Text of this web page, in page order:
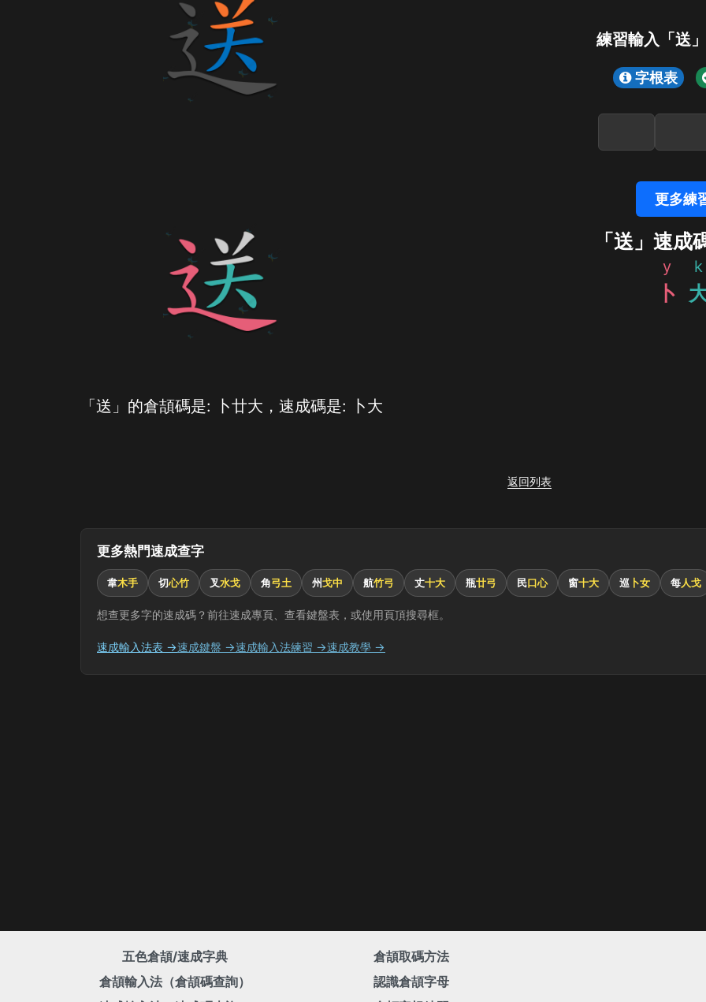
練習輸入「送
字根表
更多練
「送」速成
y
卜
k
「送」的倉頡碼是: 卜廿大，速成碼是: 卜大
返回列表
更多熱門速成查字
韋木手 切心竹 叉水戈 角弓土 州戈中 航竹弓 丈十大 瓶廿弓 民口心 窗十大 巡 卜女 每人戈
想查更多字的速成碼？前往速成專頁、查看鍵盤表，或使用頁頂搜尋框。
速成輸入法表 →速成鍵盤 →速成輸入法練習 →速成教學 →
五色倉頡/速成字典
倉頡輸入法（倉頡碼查詢）
倉頡取碼方法
認識倉頡字母